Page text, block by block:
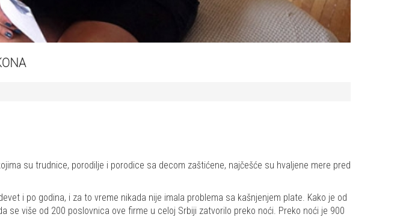
su trudnice, porodilje i porodice sa decom zaštićene, najčešće su hvaljene mere pred
i po godina, i za to vreme nikada nije imala problema sa kašnjenjem plate. Kako je od
više od 200 poslovnica ove firme u celoj Srbiji zatvorilo preko noći. Preko noći je 900